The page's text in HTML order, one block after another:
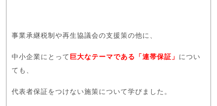
事業承継税制や再生協議会の支援策の他に、
中小企業にとって 巨大なテーマである「連帯保証」 につい
ても、
代表者保証をつけない施策について学びました。